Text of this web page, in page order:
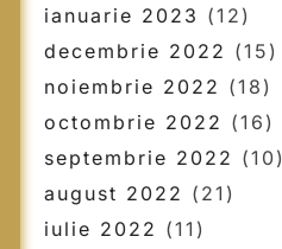
ianuarie 2023 (12)
decembrie 2022 (15)
noiembrie 2022 (18)
octombrie 2022 (16)
septembrie 2022 (10)
august 2022 (21)
iulie 2022 (11)